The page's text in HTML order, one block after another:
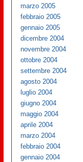
marzo 2005
febbraio 2005
gennaio 2005
dicembre 2004
novembre 2004
ottobre 2004
settembre 2004
agosto 2004
luglio 2004
giugno 2004
maggio 2004
aprile 2004
marzo 2004
febbraio 2004
gennaio 2004